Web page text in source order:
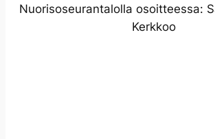
Nuorisoseurantalolla osoitteessa:
Kerkkoo